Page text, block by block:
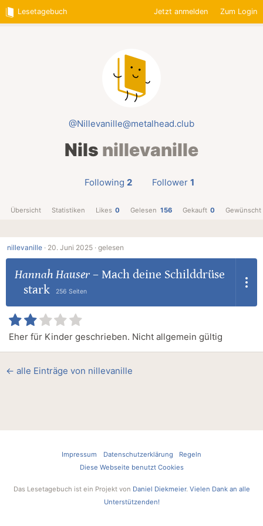
Lesetagebuch Jetzt anmelden Zum Login
@Nillevanille@metalhead.club
Nils nillevanille
Following 2 Follower 1
Übersicht Statistiken Likes 0 Gelesen 156 Gekauft 0 Gewünscht
nillevanille · 20. Juni 2025 · gelesen
Hannah Hauser– Mach deine Schilddrüse
stark
256 Seiten
Eher für Kinder geschrieben. Nicht allgemein gültig
← alle Einträge von nillevanille
Impressum Datenschutzerklärung
Regeln
Diese Webseite benutzt Cookies
Das Lesetagebuch ist ein Projekt von Daniel Diekmeier. Vielen Dank an alle
Unterstützenden!